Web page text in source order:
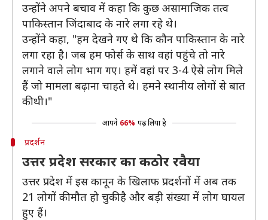
उन्होंने अपने बचाव में कहा कि कुछ असामाजिक तत्व
पाकिस्तान जिंदाबाद के नारे लगा रहे थे।
उन्होंने कहा, "हम देखने गए थे कि कौन पाकिस्तान के नारे
लगा रहा है। जब हम फोर्स के साथ वहां पहुंचे तो नारे
लगाने वाले लोग भाग गए। हमें वहां पर 3-4 ऐसे लोग मिले
हैं जो मामला बढ़ाना चाहते थे। हमने स्थानीय लोगों से बात
की थी।"
आपने 66% पढ़ लिया है
प्रदर्शन
उत्तर प्रदेश सरकार का कठोर रवैया
उत्तर प्रदेश में इस कानून के खिलाफ प्रदर्शनों में अब तक
21 लोगों की मौत हो चुकी है और बड़ी संख्या में लोग घायल
हुए हैं।